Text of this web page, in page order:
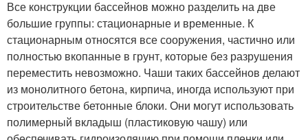
Все конструкции бассейнов можно разделить на две
большие группы: стационарные и временные. К
стационарным относятся все сооружения, частично или
полностью вкопанные в грунт, которые без разрушения
переместить невозможно. Чаши таких бассейнов делают
из монолитного бетона, кирпича, иногда используют при
строительстве бетонные блоки. Они могут использовать
полимерный вкладыш (пластиковую чашу) или